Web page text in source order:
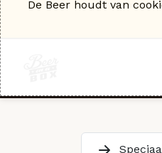
De Beer houdt van